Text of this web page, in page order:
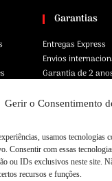
Gerir o Consentimento
usamos tecnologias
Consentir com essas
ou IDs exclusivos neste site.
recursos e funções.
Garantias
Entregas Express
Envios
Garantia de 2